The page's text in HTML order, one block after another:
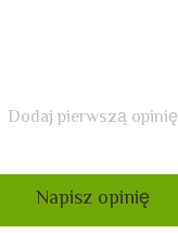
Dodaj pierwszą opinię
Napisz opinię